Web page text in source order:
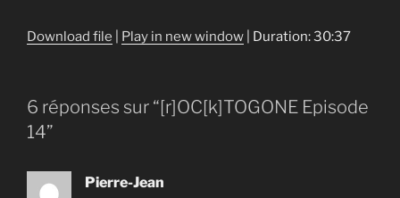
Download file Play in new window Duration: 30:37
6 réponses sur “[r]OC[k]TOGONE Episode
14”
Pierre-Jean